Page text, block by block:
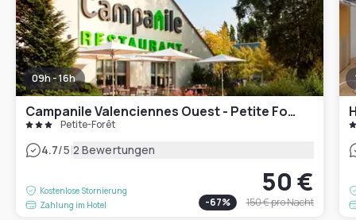
09h - 16h
Campanile Valenciennes Ouest - Petite Forêt
Petite-Forêt
4.7/5|2 Bewertungen
Kostenlose Stornierung
Zahlung im Hotel
50 €
-67% 150 €pro Nacht